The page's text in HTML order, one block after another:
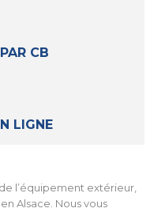
CB
LIGNE
l’équipement extérieur,
Alsace. Nous vous